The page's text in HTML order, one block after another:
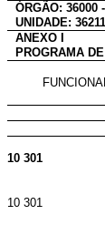
ÓRGÃO:
UNIDADE:
ANEXO I
PROGRAMA
10 301
10 301